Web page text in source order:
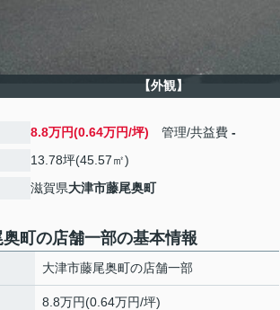
【外観】
8.8万円(0.64万円/坪) 管理/共益費 -
13.78坪(45.57㎡)
滋賀県大津市藤尾奥町
町の店舗一部の基本情報
大津市藤尾奥町の店舗一部
8.8万円(0.64万円/坪)